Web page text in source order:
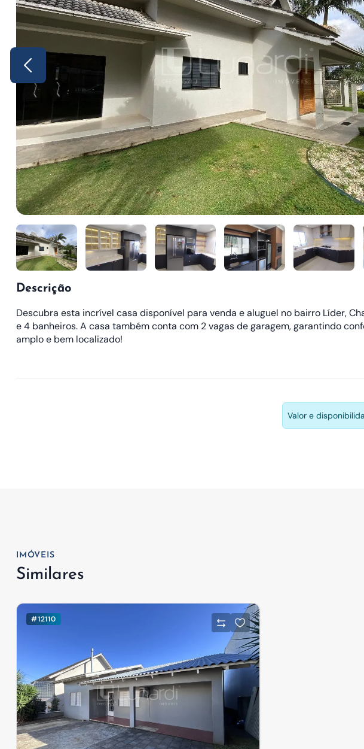
Descrição
Descubra esta incrível casa disponível para venda e aluguel no bairro Líder,
e 4 banheiros. A casa também conta com 2 vagas de garagem, garantindo
amplo e bem localizado!
Valor e
IMÓVEIS
Similares
#12110